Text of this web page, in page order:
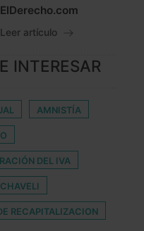
ElDerecho.com
Leer artículo
INTERESAR
AMNISTÍA
DEL IVA
RECAPITALIZACION